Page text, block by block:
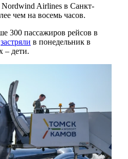
Airlines в Санкт-
чем на восемь часов.
300 пассажиров рейсов в
застряли в понедельник в
– дети.